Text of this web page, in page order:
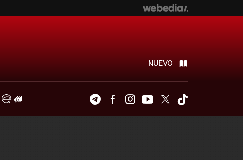
NUEVO
TelegramFacebookInstagramYoutubeTwitter